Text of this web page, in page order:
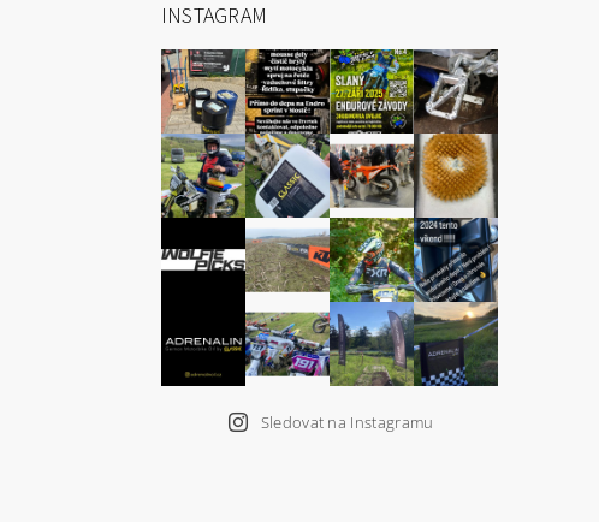
INSTAGRAM
Sledovat na Instagramu